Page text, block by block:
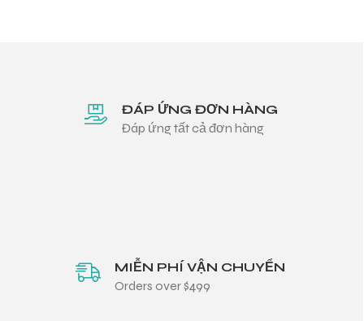
ĐÁP ỨNG ĐƠN HÀNG
Đáp ứng tất cả đơn hàng
MIỄN PHÍ VẬN CHUYỂN
Orders over $499